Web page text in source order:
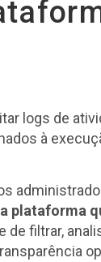
logs de
à
plataforma
de filtrar,